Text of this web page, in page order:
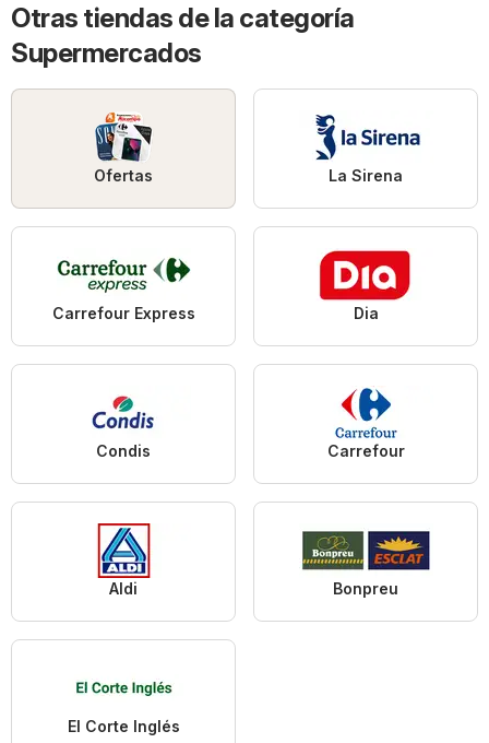
Otras tiendas de la categoría
Supermercados
Ofertas La Sirena
Carrefour Express Dia
Condis Carrefour
Aldi Bonpreu
El Corte Inglés